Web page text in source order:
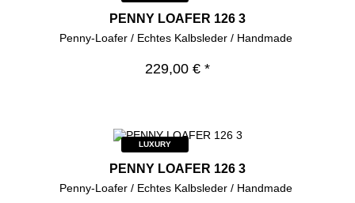
PENNY LOAFER 126 3
Penny-Loafer / Echtes Kalbsleder / Handmade
229,00 € *
LUXURY
PENNY LOAFER 126 3
Penny-Loafer / Echtes Kalbsleder / Handmade